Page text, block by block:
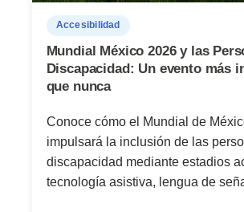
Accesibilidad
Mundial México 2026 y las
Discapacidad: Un evento más
que nunca
Conoce cómo el Mundial de
impulsará la inclusión de las
discapacidad mediante estadios
tecnología asistiva, lengua de